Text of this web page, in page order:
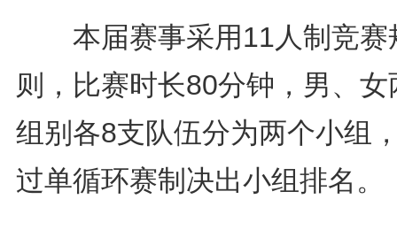
本届赛事采用11人制竞赛
则，比赛时长80分钟，男、女
组别各8支队伍分为两个小组
过单循环赛制决出小组排名。